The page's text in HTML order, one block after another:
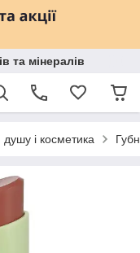
та мінералів
і косметика